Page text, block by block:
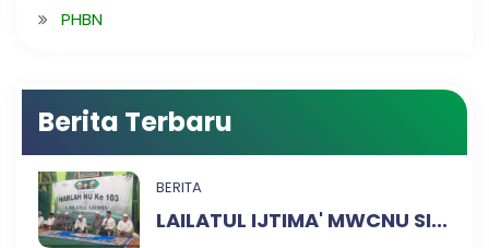
PHBN
Berita Terbaru
BERITA
LAILATUL IJTIMA' MWCNU SI...